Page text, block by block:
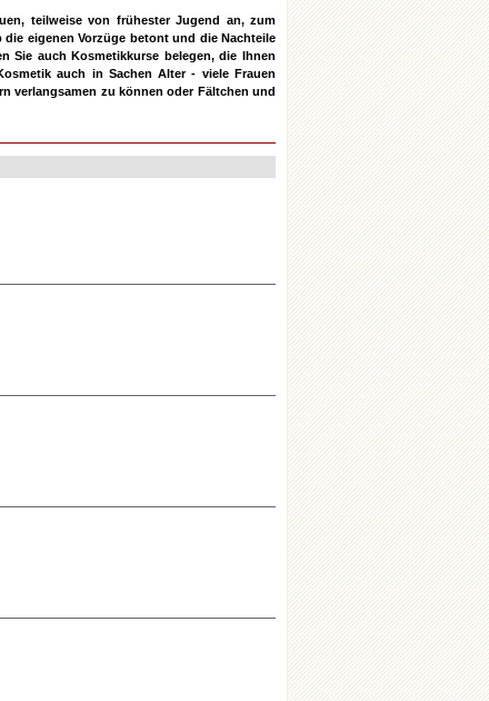
teilweise von frühester Jugend an, zum
eigenen Vorzüge betont und die Nachteile
Sie auch Kosmetikkurse belegen, die Ihnen
auch in Sachen Alter - viele Frauen
verlangsamen zu können oder Fältchen und